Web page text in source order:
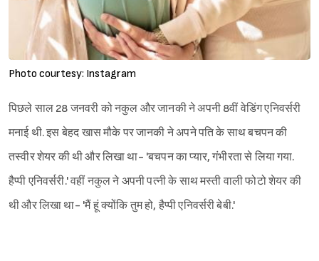
Photo courtesy: Instagram
पिछले साल 28 जनवरी को नकुल और जानकी ने अपनी 8वीं वेडिंग एनिवर्सरी
मनाई थी. इस बेहद खास मौके पर जानकी ने अपने पति के साथ बचपन की
तस्वीर शेयर की थी और लिखा था- 'बचपन का प्यार, गंभीरता से लिया गया.
हैप्पी एनिवर्सरी.' वहीं नकुल ने अपनी पत्नी के साथ मस्ती वाली फोटो शेयर की
थी और लिखा था- 'मैं हूं क्योंकि तुम हो, हैप्पी एनिवर्सरी बेबी.'